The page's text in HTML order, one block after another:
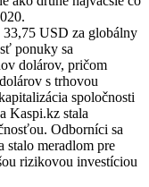
33,75 USD za globálny
ponuky sa
dolárov, pričom
s trhovou
spoločnosti
Kaspi.kz stala
Odborníci sa
stalo meradlom pre
rizikovou investíciou